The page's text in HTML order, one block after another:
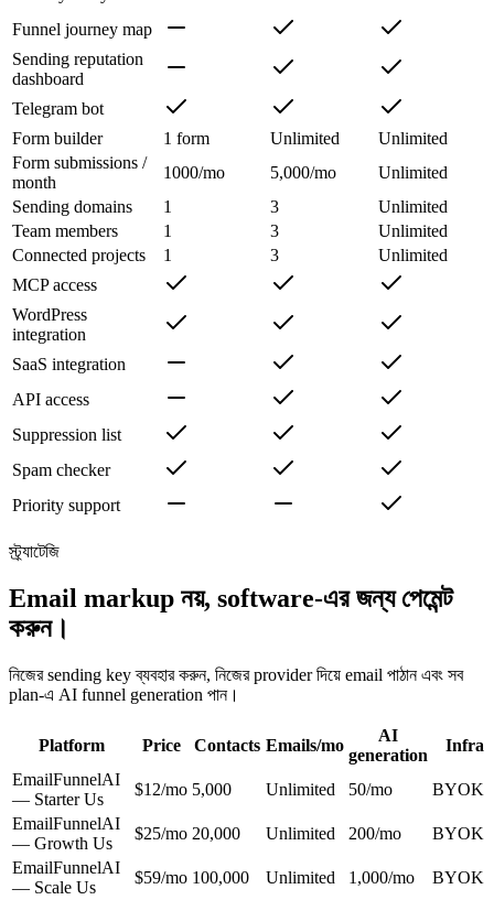
Funnel journey map
Sending reputation
dashboard
Telegram bot
Form builder
1 form Unlimited
Unlimited
Form submissions /
month
1000/mo 5,000/mo
Unlimited
Sending domains
1 3
Unlimited
Team members
1 3
Unlimited
Connected projects
1 3
Unlimited
MCP access
WordPress
integration
SaaS integration
API access
Suppression list
Spam checker
Priority support
স্ট্র্যাটেজি
Email markup নয়, software-এর জন্য পেমেন্ট
করুন।
নিজের sending key ব্যবহার করুন, নিজের provider দিয়ে email পাঠান এবং সব
plan-এ AI funnel generation পান।
Platform Price Contacts Emails/mo
AI
generation
Infra
EmailFunnelAI
— Starter Us
$12/mo 5,000 Unlimited 50/mo
BYOK
EmailFunnelAI
— Growth Us
$25/mo 20,000 Unlimited 200/mo
BYOK
EmailFunnelAI
— Scale Us
$59/mo 100,000 Unlimited 1,000/mo
BYOK